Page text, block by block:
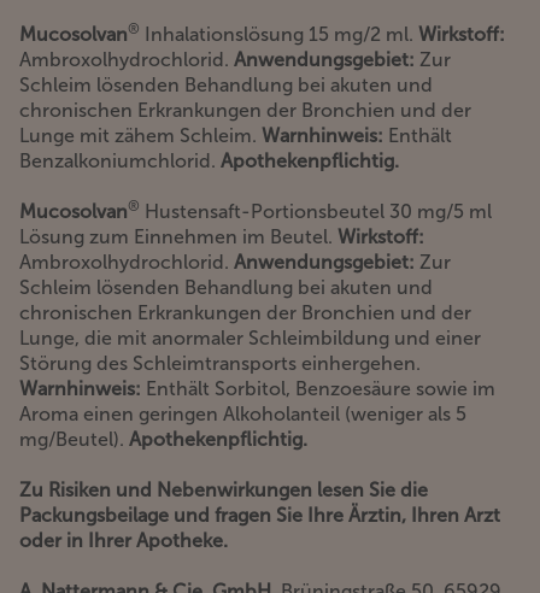
Mucosolvan® Inhalationslösung 15 mg/2 ml. Wirkstoff:
Ambroxolhydrochlorid. Anwendungsgebiet: Zur
Schleim lösenden Behandlung bei akuten und
chronischen Erkrankungen der Bronchien und der
Lunge mit zähem Schleim. Warnhinweis: Enthält
Benzalkoniumchlorid. Apothekenpflichtig.
Mucosolvan® Hustensaft-Portionsbeutel 30 mg/5 ml
Lösung zum Einnehmen im Beutel. Wirkstoff:
Ambroxolhydrochlorid. Anwendungsgebiet: Zur
Schleim lösenden Behandlung bei akuten und
chronischen Erkrankungen der Bronchien und der
Lunge, die mit anormaler Schleimbildung und einer
Störung des Schleimtransports einhergehen.
Warnhinweis: Enthält Sorbitol, Benzoesäure sowie im
Aroma einen geringen Alkoholanteil (weniger als 5
mg/Beutel). Apothekenpflichtig.
Zu Risiken und Nebenwirkungen lesen Sie die
Packungsbeilage und fragen Sie Ihre Ärztin, Ihren Arzt
oder in Ihrer Apotheke.